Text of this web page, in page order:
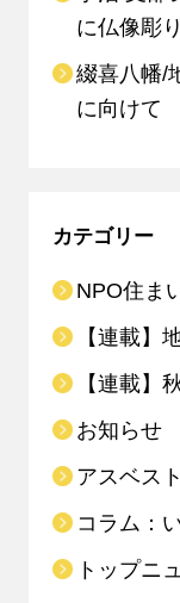
に仏像彫り
綴喜八幡/
に向けて
カテゴリー
NPO住ま
【連載】
【連載】
お知らせ
アスベス
コラム：
トップニ